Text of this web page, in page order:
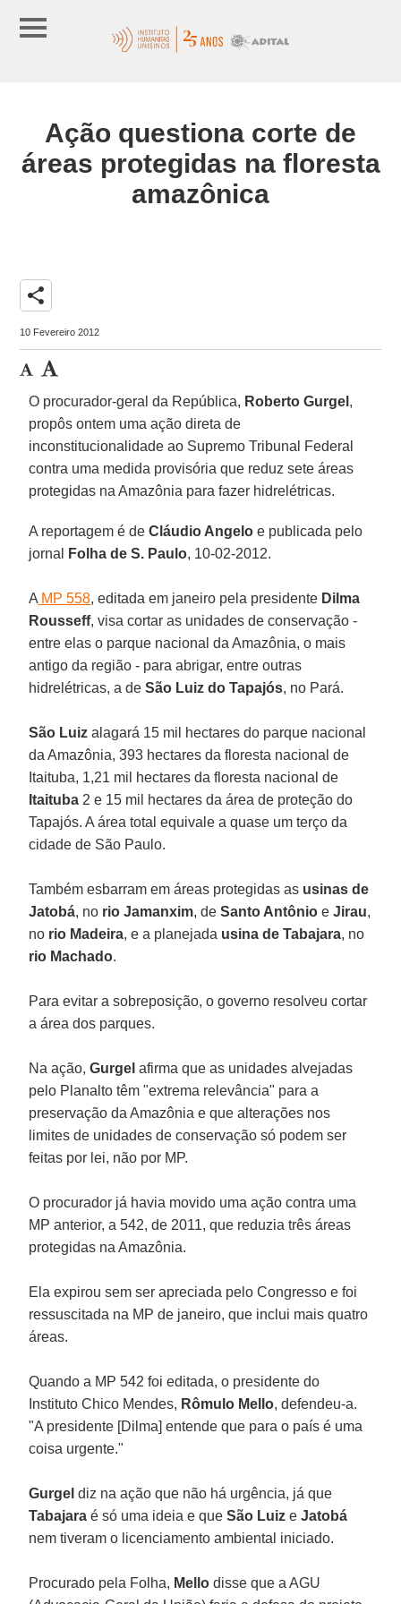
Ação questiona corte de
áreas protegidas na floresta
amazônica
share
10 Fevereiro 2012
O procurador-geral da República, Roberto Gurgel ,
propôs ontem uma ação direta de
inconstitucionalidade ao Supremo Tribunal Federal
contra uma medida provisória que reduz sete áreas
protegidas na Amazônia para fazer hidrelétricas.
A reportagem é deCláudio Angelo e publicada pelo
jornal
Folha de S. Paulo, 10-02-2012.
A MP 558, editada em janeiro pela presidente Dilma
Rousseff, visa cortar as unidades de conservação -
entre elas o parque nacional da Amazônia, o mais
antigo da região - para abrigar, entre outras
hidrelétricas, a deSão Luiz do Tapajós, no Pará.
São Luiz alagará 15 mil hectares do parque nacional
da Amazônia, 393 hectares da floresta nacional de
Itaituba, 1,21 mil hectares da floresta nacional de
Itaituba 2 e 15 mil hectares da área de proteção do
Tapajós. A área total equivale a quase um terço da
cidade de São Paulo.
Também esbarram em áreas protegidas as usinas de
Jatobá, no rio Jamanxim, deSanto Antônio eJirau,
no rio Madeira, e a planejada usina de Tabajara, no
rio Machado.
Para evitar a sobreposição, o governo resolveu cortar
a área dos parques.
Na ação,Gurgelafirma que as unidades alvejadas
pelo Planalto têm "extrema relevância" para a
preservação da Amazônia e que alterações nos
limites de unidades de conservação só podem ser
feitas por lei, não por MP.
O procurador já havia movido uma ação contra uma
MP anterior, a 542, de 2011, que reduzia três áreas
protegidas na Amazônia.
Ela expirou sem ser apreciada pelo Congresso e foi
ressuscitada na MP de janeiro, que inclui mais quatro
áreas.
Quando a MP 542 foi editada, o presidente do
Instituto Chico Mendes, Rômulo Mello, defendeu-a.
"A presidente [Dilma] entende que para o país é uma
coisa urgente."
Gurgeldiz na ação que não há urgência, já que
Tabajaraé só uma ideia e queSão Luiz eJatobá
nem tiveram o licenciamento ambiental iniciado.
Procurado pela Folha, Mellodisse que a AGU